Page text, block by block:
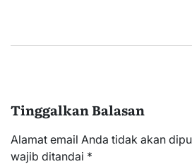
Tinggalkan Balasan
Alamat email Anda tidak akan
wajib ditandai *